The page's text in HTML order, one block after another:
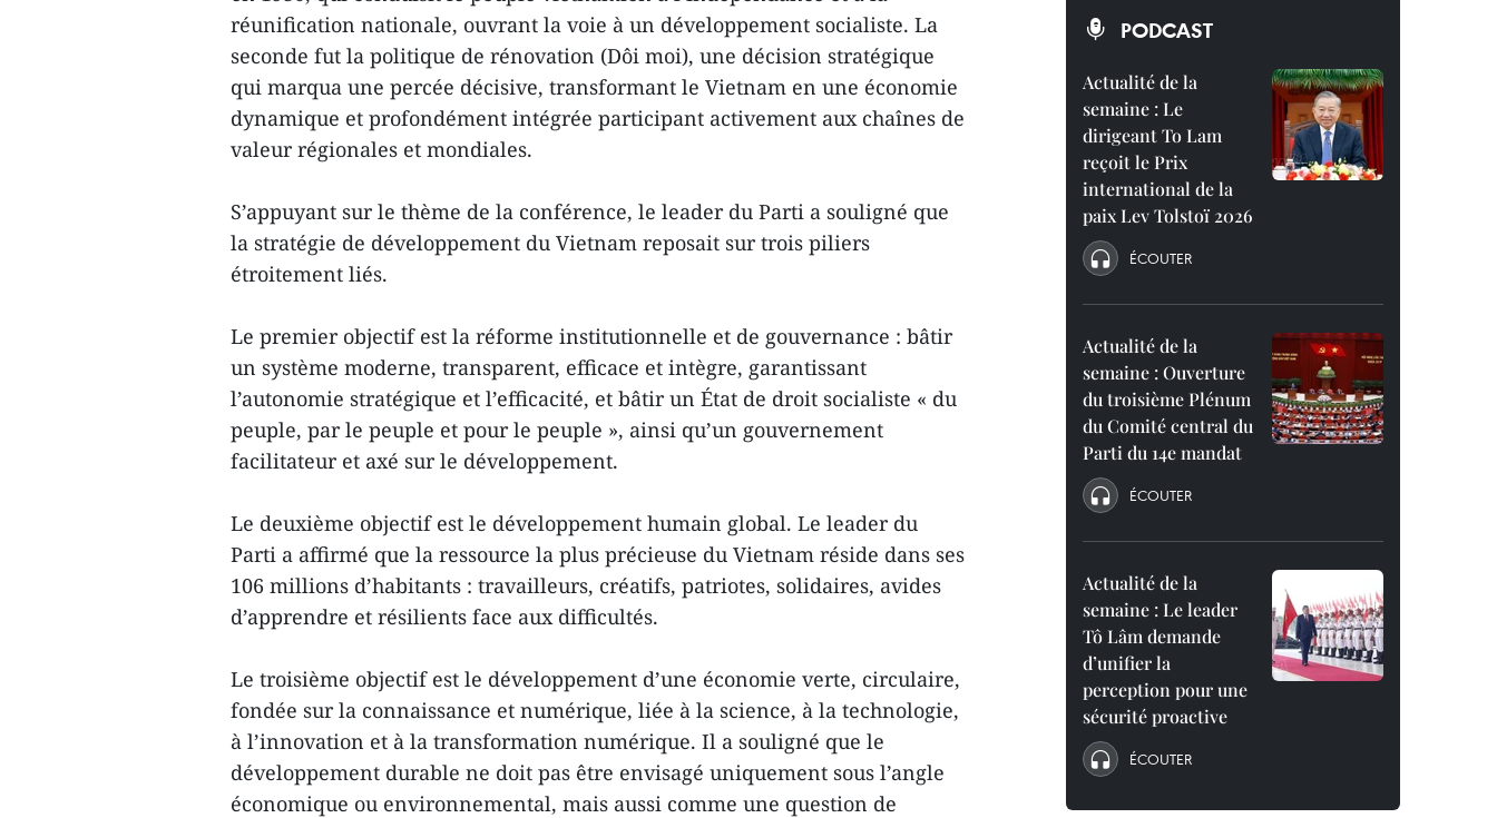
réunification nationale, ouvrant la voie à un développement socialiste. La
seconde fut la politique de rénovation (Dôi moi), une décision stratégique
qui marqua une percée décisive, transformant le Vietnam en une économie
dynamique et profondément intégrée participant activement aux chaînes de
valeur régionales et mondiales.
S’appuyant sur le thème de la conférence, le leader du Parti a souligné que
la stratégie de développement du Vietnam reposait sur trois piliers
étroitement liés.
Le premier objectif est la réforme institutionnelle et de gouvernance : bâtir
un système moderne, transparent, efficace et intègre, garantissant
l’autonomie stratégique et l’efficacité, et bâtir un État de droit socialiste « du
peuple, par le peuple et pour le peuple », ainsi qu’un gouvernement
facilitateur et axé sur le développement.
Le deuxième objectif est le développement humain global. Le leader du
Parti a affirmé que la ressource la plus précieuse du Vietnam réside dans ses
106 millions d’habitants : travailleurs, créatifs, patriotes, solidaires, avides
d’apprendre et résilients face aux difficultés.
Le troisième objectif est le développement d’une économie verte, circulaire,
fondée sur la connaissance et numérique, liée à la science, à la technologie,
à l’innovation et à la transformation numérique. Il a souligné que le
développement durable ne doit pas être envisagé uniquement sous l’angle
économique ou environnemental, mais aussi comme une question de
PODCAST
Actualité de la
semaine : Le
dirigeant To Lam
reçoit le Prix
international de la
paix Lev Tolstoï 2026
ÉCOUTER
Actualité de la
semaine : Ouverture
du troisième Plénum
du Comité central du
Parti du 14e mandat
ÉCOUTER
Actualité de la
semaine : Le leader
Tô Lâm demande
d’unifier la
perception pour une
sécurité proactive
ÉCOUTER